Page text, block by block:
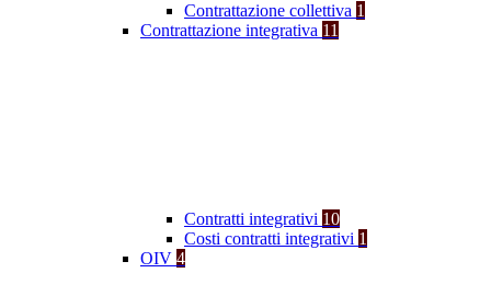
Contrattazione collettiva 1
Contrattazione integrativa 11
Contratti integrativi 10
Costi contratti integrativi 1
OIV 4